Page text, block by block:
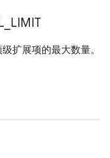
LIMIT
扩展项的最大数量。